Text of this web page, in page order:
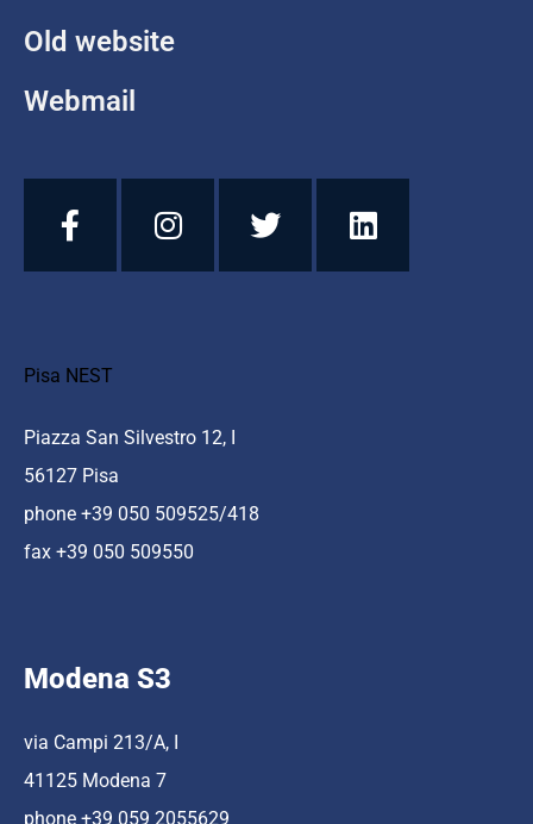
Old website
Webmail
Pisa NEST
Piazza San Silvestro 12, I
56127 Pisa
phone +39 050 509525/418
fax +39 050 509550
Modena S3
via Campi 213/A, I
41125 Modena 7
phone +39 059 2055629